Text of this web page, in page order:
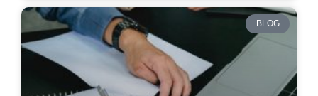
BLOG